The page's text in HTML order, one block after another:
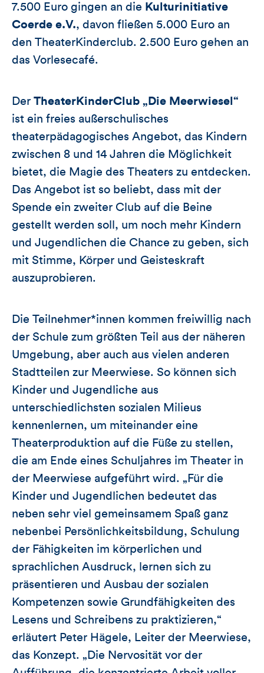
7.500 Euro gingen an die Kulturinitiative
Coerde e.V., davon fließen 5.000 Euro an
den TheaterKinderclub. 2.500 Euro gehen an
das Vorlesecafé.
Der TheaterKinderClub „Die Meerwiesel“
ist ein freies außerschulisches
theaterpädagogisches Angebot, das Kindern
zwischen 8 und 14 Jahren die Möglichkeit
bietet, die Magie des Theaters zu entdecken.
Das Angebot ist so beliebt, dass mit der
Spende ein zweiter Club auf die Beine
gestellt werden soll, um noch mehr Kindern
und Jugendlichen die Chance zu geben, sich
mit Stimme, Körper und Geisteskraft
auszuprobieren.
Die Teilnehmer*innen kommen freiwillig nach
der Schule zum größten Teil aus der näheren
Umgebung, aber auch aus vielen anderen
Stadtteilen zur Meerwiese. So können sich
Kinder und Jugendliche aus
unterschiedlichsten sozialen Milieus
kennenlernen, um miteinander eine
Theaterproduktion auf die Füße zu stellen,
die am Ende eines Schuljahres im Theater in
der Meerwiese aufgeführt wird. „Für die
Kinder und Jugendlichen bedeutet das
neben sehr viel gemeinsamem Spaß ganz
nebenbei Persönlichkeitsbildung, Schulung
der Fähigkeiten im körperlichen und
sprachlichen Ausdruck, lernen sich zu
präsentieren und Ausbau der sozialen
Kompetenzen sowie Grundfähigkeiten des
Lesens und Schreibens zu praktizieren,“
erläutert Peter Hägele, Leiter der Meerwiese,
das Konzept. „Die Nervosität vor der